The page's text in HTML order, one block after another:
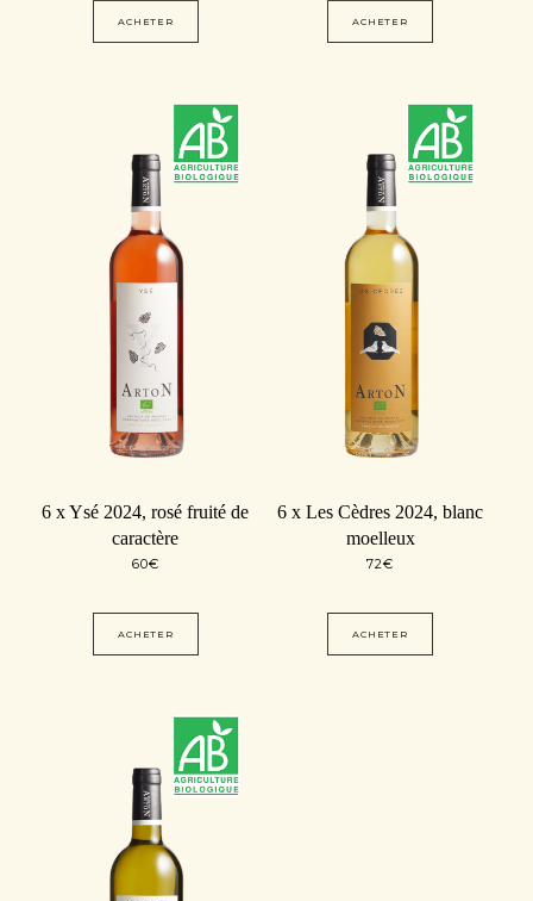
ACHETER ACHETER
6 x Ysé 2024, rosé fruité de
caractère
60€
ACHETER
6 x Les Cèdres 2024, blanc
moelleux
72€
ACHETER